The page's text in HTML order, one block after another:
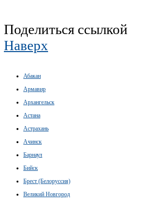
Поделиться ссылкой
Наверх
Абакан
Армавир
Архангельск
Астана
Астрахань
Ачинск
Барнаул
Бийск
Брест (Белоруссия)
Великий Новгород